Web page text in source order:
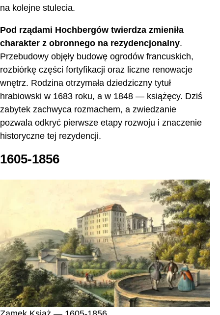
na kolejne stulecia.
Pod rządami Hochbergów twierdza zmieniła
charakter z obronnego na rezydencjonalny.
Przebudowy objęły budowę ogrodów francuskich,
rozbiórkę części fortyfikacji oraz liczne renowacje
wnętrz. Rodzina otrzymała dziedziczny tytuł
hrabiowski w 1683 roku, a w 1848 — książęcy. Dziś
zabytek zachwyca rozmachem, a zwiedzanie
pozwala odkryć pierwsze etapy rozwoju i znaczenie
historyczne tej rezydencji.
1605-1856